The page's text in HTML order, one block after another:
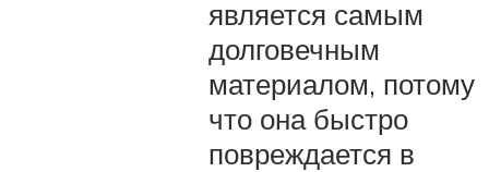
является самым
долговечным
материалом, потому
что она быстро
повреждается в